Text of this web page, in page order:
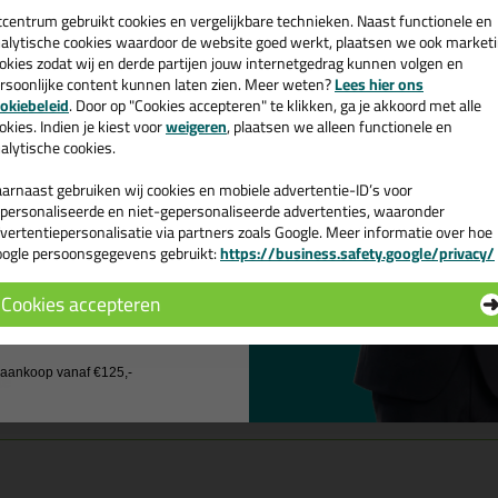
Als anti-kraakband tussen houten afwerklatten en kunststof en
Als afdichting in scheidingswanden en luchtkanalen in de machine
In standsdelen als isolatie in omkastingen en in de automotive.
Regelmatige celstructuur
Vlotte verwerkbaarheid
Chemicaliënbestendig
Milieuvriendelijke kleeflaag
Grote isolatiewaarde
In pakjes zonder afdekfolie (=ZA)
Rotvrij
PE beglazingsband ZA
gebruikt cookies en vergelijkbare technieken. Naast functionele en
cookies waardoor de website goed werkt, plaatsen we ook
zodat wij en derde partijen jouw internetgedrag kunnen volgen en
content kunnen laten zien. Meer weten?Lees hier ons
. Door op "Cookies accepteren" te klikken, ga je akkoord met alle
Indien je kiest voorweigeren, plaatsen we alleen functionele en
cookies.
gebruiken wij cookies en mobiele advertentie-ID’s voor
en niet-gepersonaliseerde advertenties, waaronder
via partners zoals Google. Meer informatie over hoe
persoonsgegevens gebruikt:https://business.safety.google/privacy/
Cookies accepteren
💚
en ontvang een
€35,-bij je eerste bestelling!
de actiecode ›
geen cadeau
vanaf €125,-